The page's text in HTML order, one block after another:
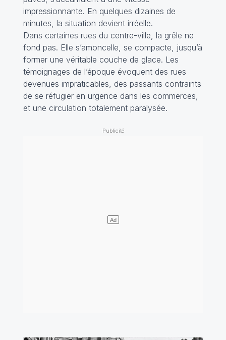
impressionnante. En quelques dizaines de
minutes, la situation devient irréelle.
Dans certaines rues du centre-ville, la grêle ne
fond pas. Elle s’amoncelle, se compacte, jusqu’à
former une véritable couche de glace. Les
témoignages de l’époque évoquent des rues
devenues impraticables, des passants contraints
de se réfugier en urgence dans les commerces,
et une circulation totalement paralysée.